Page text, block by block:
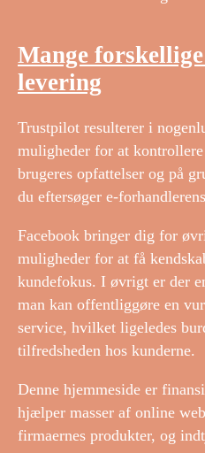
Mange
levering
Trustpilot resulterer i
muligheder for at
brugeres opfattelser og på
du eftersøger e-
Facebook bringer dig for
muligheder for at få
kundefokus. I øvrigt er der
man kan offentliggøre en
service, hvilket ligeledes
tilfredsheden hos kunderne.
Denne hjemmeside er
hjælper masser af online
firmaernes produkter, og